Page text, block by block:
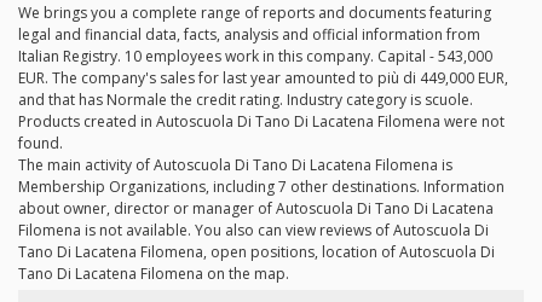
We brings you a complete range of reports and documents featuring
legal and financial data, facts, analysis and official information from
Italian Registry. 10 employees work in this company. Capital - 543,000
EUR. The company's sales for last year amounted to più di 449,000 EUR,
and that has Normale the credit rating. Industry category is scuole.
Products created in Autoscuola Di Tano Di Lacatena Filomena were not
found.
The main activity of Autoscuola Di Tano Di Lacatena Filomena is
Membership Organizations, including 7 other destinations. Information
about owner, director or manager of Autoscuola Di Tano Di Lacatena
Filomena is not available. You also can view reviews of Autoscuola Di
Tano Di Lacatena Filomena, open positions, location of Autoscuola Di
Tano Di Lacatena Filomena on the map.